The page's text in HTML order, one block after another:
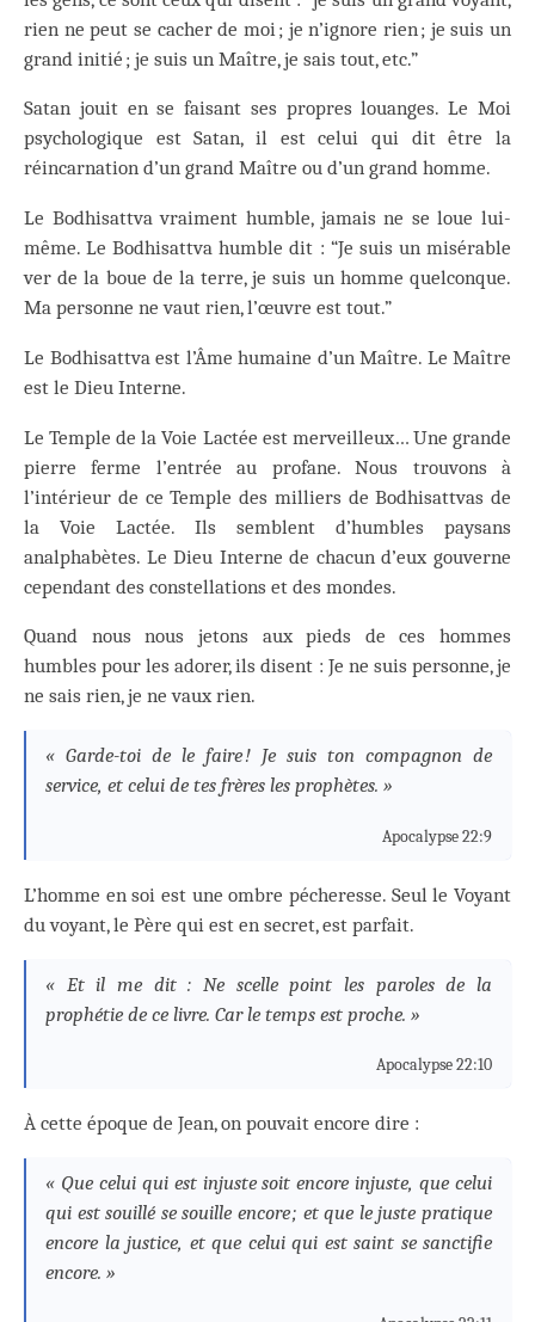
rien ne peut se cacher de moi ; je n’ignore rien ; je suis un
grand initié ; je suis un Maître, je sais tout, etc.”
Satan jouit en se faisant ses propres louanges. Le Moi
psychologique est Satan, il est celui qui dit être la
réincarnation d’un grand Maître ou d’un grand homme.
Le Bodhisattva vraiment humble, jamais ne se loue lui-
même. Le Bodhisattva humble dit : “Je suis un misérable
ver de la boue de la terre, je suis un homme quelconque.
Ma personne ne vaut rien, l’œuvre est tout.”
Le Bodhisattva est l’Âme humaine d’un Maître. Le Maître
est le Dieu Interne.
Le Temple de la Voie Lactée est merveilleux… Une grande
pierre ferme l’entrée au profane. Nous trouvons à
l’intérieur de ce Temple des milliers de Bodhisattvas de
la Voie Lactée. Ils semblent d’humbles paysans
analphabètes. Le Dieu Interne de chacun d’eux gouverne
cependant des constellations et des mondes.
Quand nous nous jetons aux pieds de ces hommes
humbles pour les adorer, ils disent : Je ne suis personne, je
ne sais rien, je ne vaux rien.
« Garde-toi de le faire ! Je suis ton compagnon de
service, et celui de tes frères les prophètes. »
Apocalypse 22:9
L’homme en soi est une ombre pécheresse. Seul le Voyant
du voyant, le Père qui est en secret, est parfait.
« Et il me dit : Ne scelle point les paroles de la
prophétie de ce livre. Car le temps est proche. »
Apocalypse 22:10
À cette époque de Jean, on pouvait encore dire :
« Que celui qui est injuste soit encore injuste, que celui
qui est souillé se souille encore ; et que le juste pratique
encore la justice, et que celui qui est saint se sanctifie
encore. »